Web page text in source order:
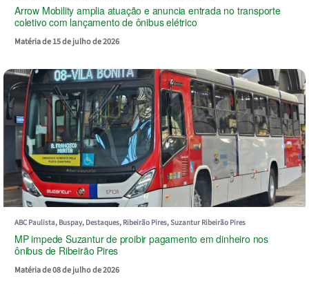
Arrow Mobility amplia atuação e anuncia entrada no transporte
coletivo com lançamento de ônibus elétrico
Matéria de 15 de julho de 2026
ABC Paulista, Buspay, Destaques, Ribeirão Pires, Suzantur Ribeirão Pires
MP impede Suzantur de proibir pagamento em dinheiro nos
ônibus de Ribeirão Pires
Matéria de 08 de julho de 2026